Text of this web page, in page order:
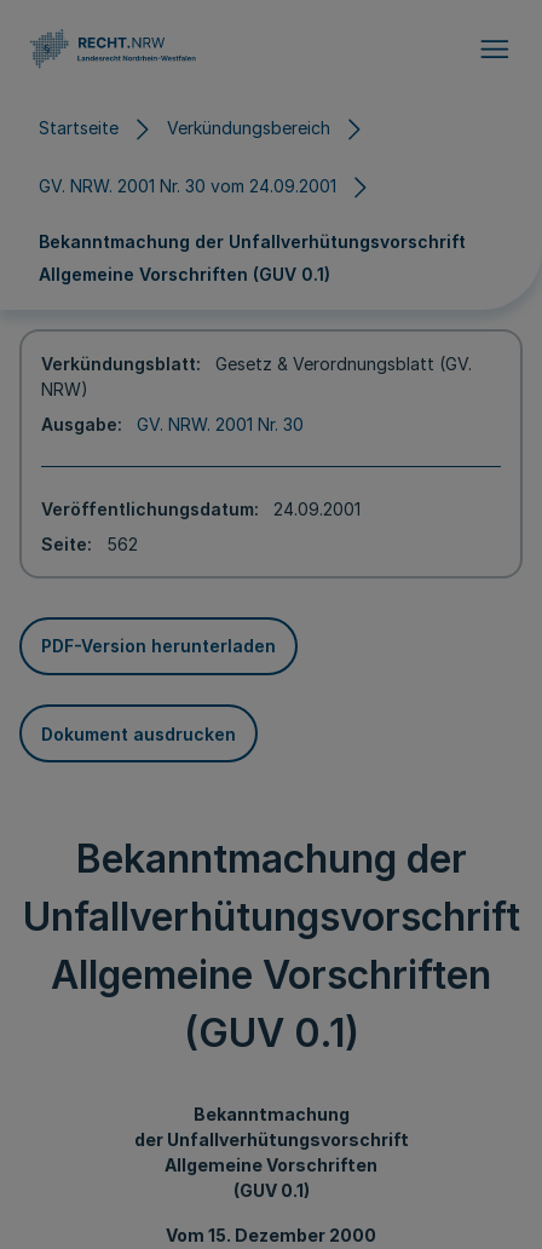
Startseite Verkündungsbereich
GV. NRW. 2001 Nr. 30 vom 24.09.2001
Bekanntmachung der Unfallverhütungsvorschrift
Allgemeine Vorschriften (GUV 0.1)
Verkündungsblatt
Gesetz & Verordnungsblatt (GV.
NRW)
Ausgabe
GV. NRW. 2001 Nr. 30
Veröffentlichungsdatum
24.09.2001
Seite
562
PDF-Version herunterladen
Dokument ausdrucken
Bekanntmachung der
Unfallverhütungsvorschrift
Allgemeine Vorschriften
(GUV 0.1)
Bekanntmachung
der Unfallverhütungsvorschrift
Allgemeine Vorschriften
(GUV 0.1)
Vom 15. Dezember 2000